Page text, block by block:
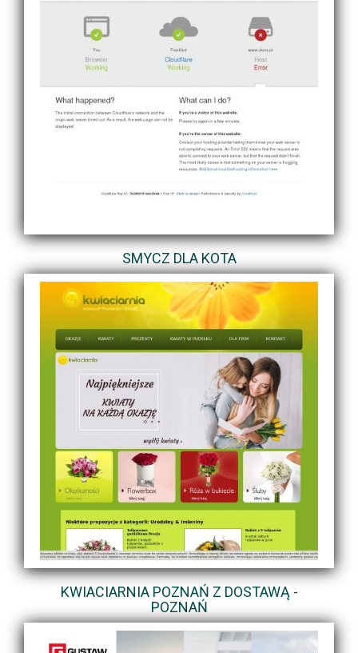
SMYCZ DLA KOTA
KWIACIARNIA POZNAŃ Z DOSTAWĄ -
POZNAŃ